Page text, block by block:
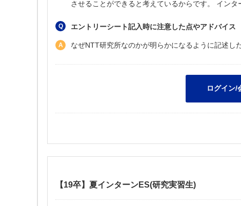
させることができると考えているからです。 イン
エントリーシート記入時に注意した点やアドバイス
なぜNTT研究所なのかが明らかになるように記述し
【19卒】夏インターンES(研究実習生)